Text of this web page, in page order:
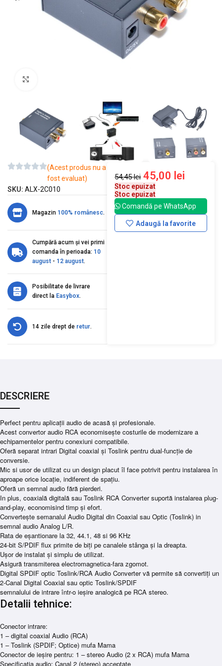
(Acest produs nu a
fost evaluat)
SKU: ALX-2C010
Magazin 100% românesc.
Cumpără acum și vei primi
comanda în perioada: 10
august - 12 august.
Posibilitate de livrare
direct la Easybox.
14 zile drept de retur.
54,45lei 45,00 lei
Stoc epuizat
Stoc epuizat
Comandă pe WhatsApp
Adaugă la favorite
DESCRIERE
Perfect pentru aplicaţii audio de acasă şi profesionale.
Acest convertor audio RCA economiseşte costurile de modernizare a
echipamentelor pentru conexiuni compatibile.
Oferă separat intrari Digital coaxial şi Toslink pentru dual-funcţie de
conversie.
Mic si usor de utilizat cu un design placut îl face potrivit pentru instalarea în
aproape orice locaţie, indiferent de spaţiu.
Oferă un semnal audio fără pierderi.
In plus, coaxială digitală sau Toslink RCA Converter suportă instalarea plug-
and-play, economisind timp şi efort.
Converteşte semanalul Audio Digital din Coaxial sau Optic (Toslink) in
semnal audio Analog L/R.
Rata de eşantionare la 32, 44.1, 48 si 96 KHz
24-bit S/PDIF flux primite de biţi pe canalele stânga şi la dreapta.
Uşor de instalat şi simplu de utilizat.
Asigură transmiterea electromagnetica-fara zgomot.
Digital SPDIF optic Toslink/RCA Audio Converter vă permite să convertiţi un
2-Canal Digital Coaxial sau optic Toslink/SPDIF
semnalului de intrare într-o ieşire analogică pe RCA stereo.
Detalii tehnice:
Conector intrare:
1 – digital coaxial Audio (RCA)
1 – Toslink (SPDIF; Optice) mufa Mama
Conector de ieşire pentru: 1 – stereo Audio (2 x RCA) mufa Mama
Specificaţia audio: Canal 2 (stereo) acceptate